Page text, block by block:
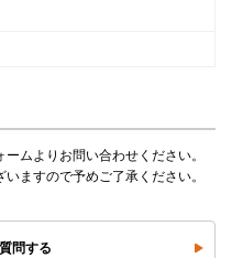
ムよりお問い合わせください。
ますので予めご了承ください。
問する